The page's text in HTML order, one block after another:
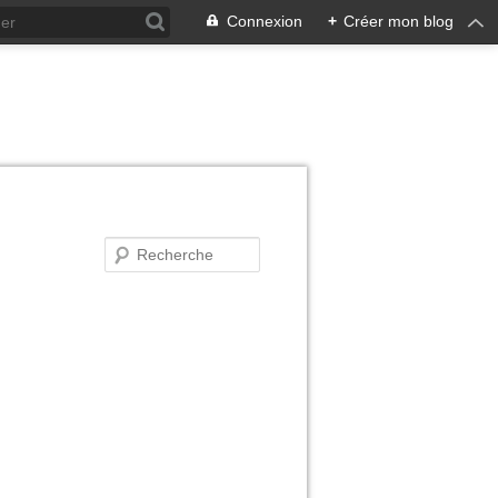
Connexion + Créer mon blog